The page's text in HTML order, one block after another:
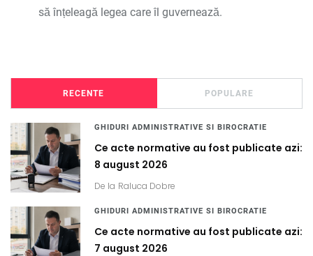
să înțeleagă legea care îl guvernează.
RECENTE POPULARE
GHIDURI ADMINISTRATIVE SI BIROCRATIE
Ce acte normative au fost publicate azi:
8 august 2026
De la Raluca Dobre
GHIDURI ADMINISTRATIVE SI BIROCRATIE
Ce acte normative au fost publicate azi:
7 august 2026